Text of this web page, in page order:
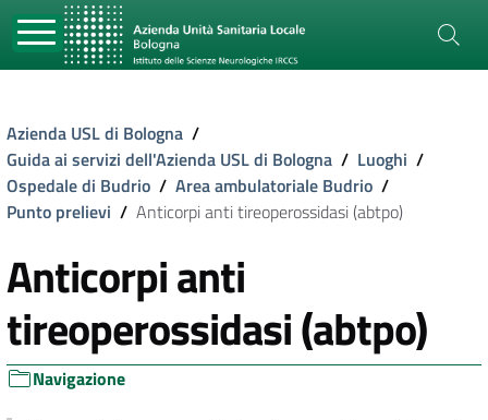
Azienda USL di Bologna /
Guida ai servizi dell'Azienda USL di Bologna / Luoghi /
Ospedale di Budrio / Area ambulatoriale Budrio /
Punto prelievi / Anticorpi anti tireoperossidasi (abtpo)
Anticorpi anti
tireoperossidasi (abtpo)
Navigazione